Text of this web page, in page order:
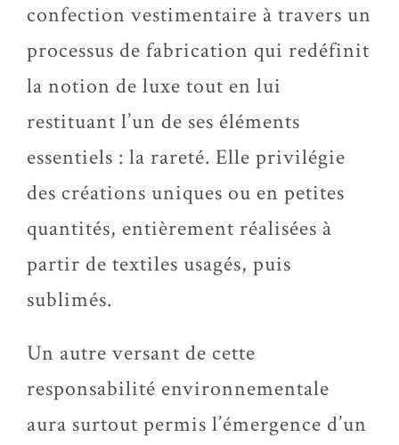
confection vestimentaire à travers un
processus de fabrication qui redéfinit
la notion de luxe tout en lui
restituant l’un de ses éléments
essentiels : la rareté. Elle privilégie
des créations uniques ou en petites
quantités, entièrement réalisées à
partir de textiles usagés, puis
sublimés.
Un autre versant de cette
responsabilité environnementale
aura surtout permis l’émergence d’un